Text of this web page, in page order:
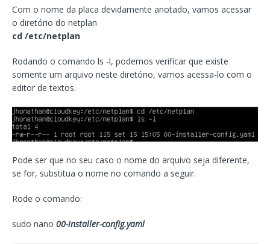
Com o nome da placa devidamente anotado, vamos acessar
o diretório do netplan
cd /etc/netplan
Rodando o comando ls -l, podemos verificar que existe
somente um arquivo neste diretório, vamos acessa-lo com o
editor de textos.
Pode ser que no seu caso o nome do arquivo seja diferente,
se for, substitua o nome no comando a seguir.
Rode o comando:
sudo nano 00-installer-config.yaml